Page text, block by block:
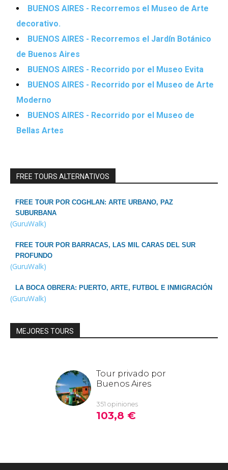
BUENOS AIRES - Recorremos el Museo de Arte
decorativo.
BUENOS AIRES - Recorremos el Jardín Botánico
de Buenos Aires
BUENOS AIRES - Recorrido por el Museo Evita
BUENOS AIRES - Recorrido por el Museo de Arte
Moderno
BUENOS AIRES - Recorrido por el Museo de
Bellas Artes
FREE TOURS ALTERNATIVOS
FREE TOUR POR COGHLAN: ARTE URBANO, PAZ
SUBURBANA
(GuruWalk)
FREE TOUR POR BARRACAS, LAS MIL CARAS DEL SUR
PROFUNDO
(GuruWalk)
LA BOCA OBRERA: PUERTO, ARTE, FUTBOL E INMIGRACIÓN
(GuruWalk)
MEJORES TOURS